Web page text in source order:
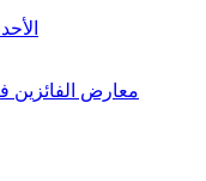
معارض الفائزين